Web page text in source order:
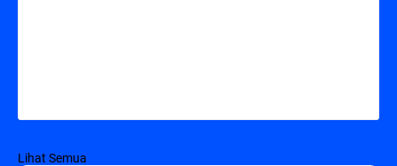
Lihat Semua